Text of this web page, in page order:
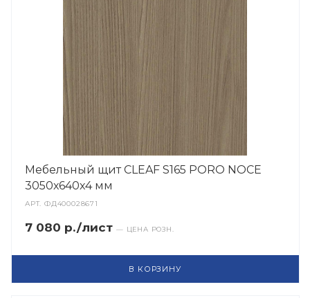
Мебельный щит CLEAF S165 PORO NOCE
3050х640х4 мм
АРТ.ФД400028671
7 080 р./лист — ЦЕНА РОЗН.
В КОРЗИНУ